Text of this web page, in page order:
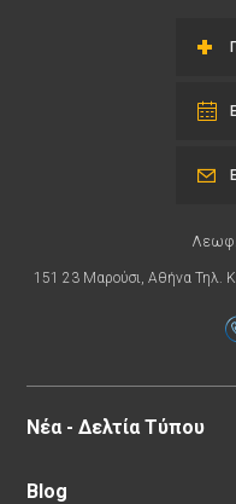
Λεωφ.
151 23 Μαρούσι, Αθήνα Τηλ.
Νέα - Δελτία Τύπου
Blog